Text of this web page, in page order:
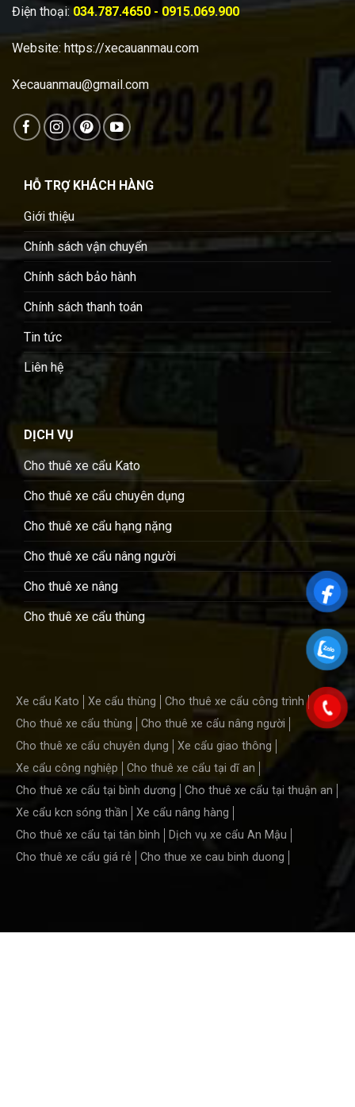
Điện thoại: 034.787.4650 - 0915.069.900
Website: https://xecauanmau.com
Xecauanmau@gmail.com
HỖ TRỢ KHÁCH HÀNG
Giới thiệu
Chính sách vận chuyển
Chính sách bảo hành
Chính sách thanh toán
Tin tức
Liên hệ
DỊCH VỤ
Cho thuê xe cẩu Kato
Cho thuê xe cẩu chuyên dụng
Cho thuê xe cẩu hạng nặng
Cho thuê xe cẩu nâng người
Cho thuê xe nâng
Cho thuê xe cẩu thùng
Xe cẩu Kato Xe cẩu thùng
Cho thuê xe cẩu công trình
Cho thuê xe cẩu thùng
Cho thuê xe cẩu nâng người
Cho thuê xe cẩu chuyên dụng
Xe cẩu giao thông
Xe cẩu công nghiệp
Cho thuê xe cẩu tại dĩ an
Cho thuê xe cẩu tại bình dương
Cho thuê xe cẩu tại thuận an
Xe cẩu kcn sóng thần
Xe cẩu nâng hàng
Cho thuê xe cẩu tại tân bình
Dịch vụ xe cẩu An Mậu
Cho thuê xe cẩu giá rẻ
Cho thue xe cau binh duong